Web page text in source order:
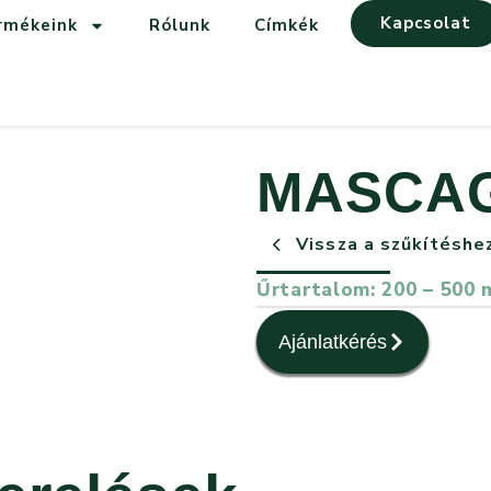
Rólunk Címkék Kapcsolat
Vissza a
Űrtartalom: 200 – 500
Ajánlatkérés